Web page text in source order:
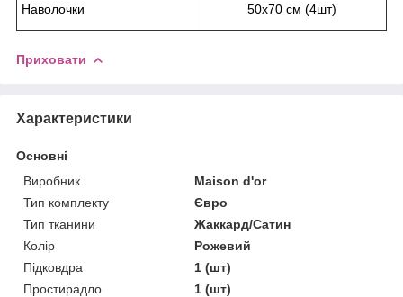
Наволочки 50х70 см (4шт)
Приховати
Характеристики
Основні
Виробник
Maison d'or
Тип комплекту
Євро
Тип тканини
Жаккард/Сатин
Колір
Рожевий
Підковдра
1 (шт)
Простирадло
1 (шт)